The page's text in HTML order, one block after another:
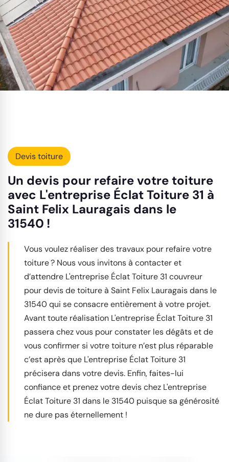
Devis toiture
Un devis pour refaire votre toiture
avec L'entreprise Éclat Toiture 31 à
Saint Felix Lauragais dans le
31540 !
Vous voulez réaliser des travaux pour refaire votre
toiture ? Nous vous invitons à contacter et
d’attendre L'entreprise Éclat Toiture 31 couvreur
pour devis de toiture à Saint Felix Lauragais dans le
31540 qui se consacre entièrement à votre projet.
Avant toute réalisation L'entreprise Éclat Toiture 31
passera chez vous pour constater les dégâts et de
vous confirmer si votre toiture n’est plus réparable
c’est après que L'entreprise Éclat Toiture 31
précisera dans votre devis. Enfin, faites-lui
confiance et prenez votre devis chez L'entreprise
Éclat Toiture 31 dans le 31540 puisque sa générosité
ne dure pas éternellement !